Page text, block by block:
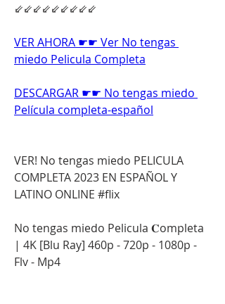
⇙⇙⇙⇙⇙⇙⇙⇙⇙
VER AHORA ☛☛ Ver No tengas
miedo Pelicula Completa
DESCARGAR ☛☛ No tengas miedo
Película completa-español
VER! No tengas miedo PELICULA
COMPLETA 2023 EN ESPAÑOL Y
LATINO ONLINE #flix
No tengas miedo Pelicula 𝐂ompleta
| 4K [Blu Ray] 460p - 720p - 1080p -
Flv - Mp4